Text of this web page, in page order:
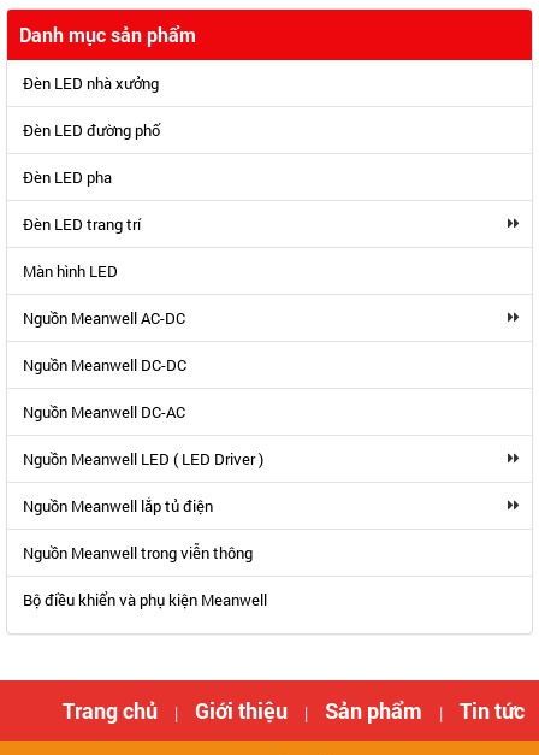
Danh mục sản phẩm
Đèn LED nhà xưởng
Đèn LED đường phố
Đèn LED pha
Đèn LED trang trí
Màn hình LED
Nguồn Meanwell AC-DC
Nguồn Meanwell DC-DC
Nguồn Meanwell DC-AC
Nguồn Meanwell LED ( LED Driver )
Nguồn Meanwell lắp tủ điện
Nguồn Meanwell trong viễn thông
Bộ điều khiển và phụ kiện Meanwell
Trang chủ | Giới thiệu | Sản phẩm | Tin tức